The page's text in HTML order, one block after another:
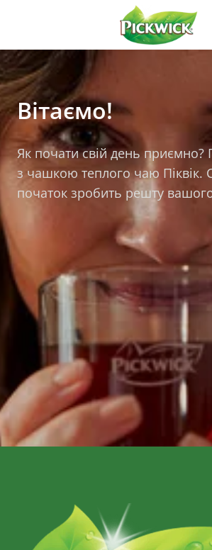
Вітаємо!
Як почати свій день приємно?
з чашкою теплого чаю Піквік.
початок зробить решту